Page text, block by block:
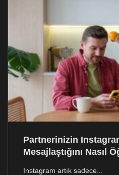
Partnerinizin
Mesajlaştığını Nasıl
Instagram artık sadece...